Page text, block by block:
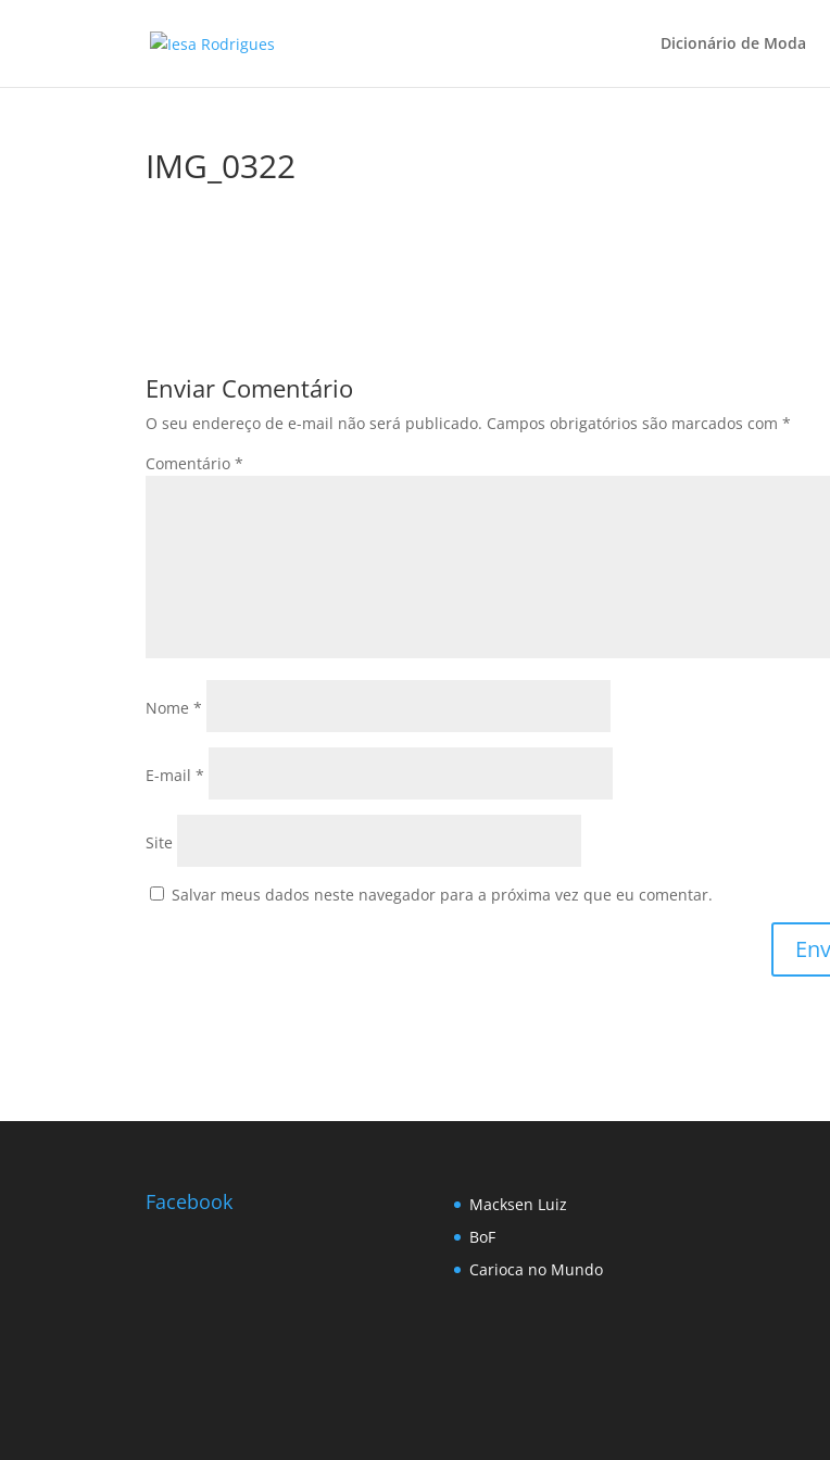
Dicionário de Moda
IMG_0322
Enviar Comentário
O seu endereço de e-mail não será publicado. Campos obrigatórios são marcados com*
Comentário*
Nome*
E-mail*
Site
Salvar meus dados neste navegador para a próxima vez que eu comentar.
Facebook
Macksen Luiz
BoF
Carioca no Mundo